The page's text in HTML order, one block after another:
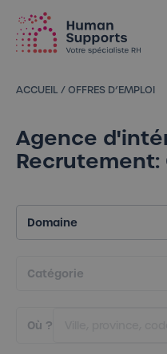
Votre spécialiste en
ACCUEIL /OFFRES D’EMPLOI
Agence
Où ?